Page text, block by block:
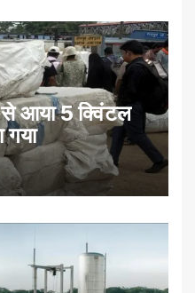
आया 5 क्विंटल
गया